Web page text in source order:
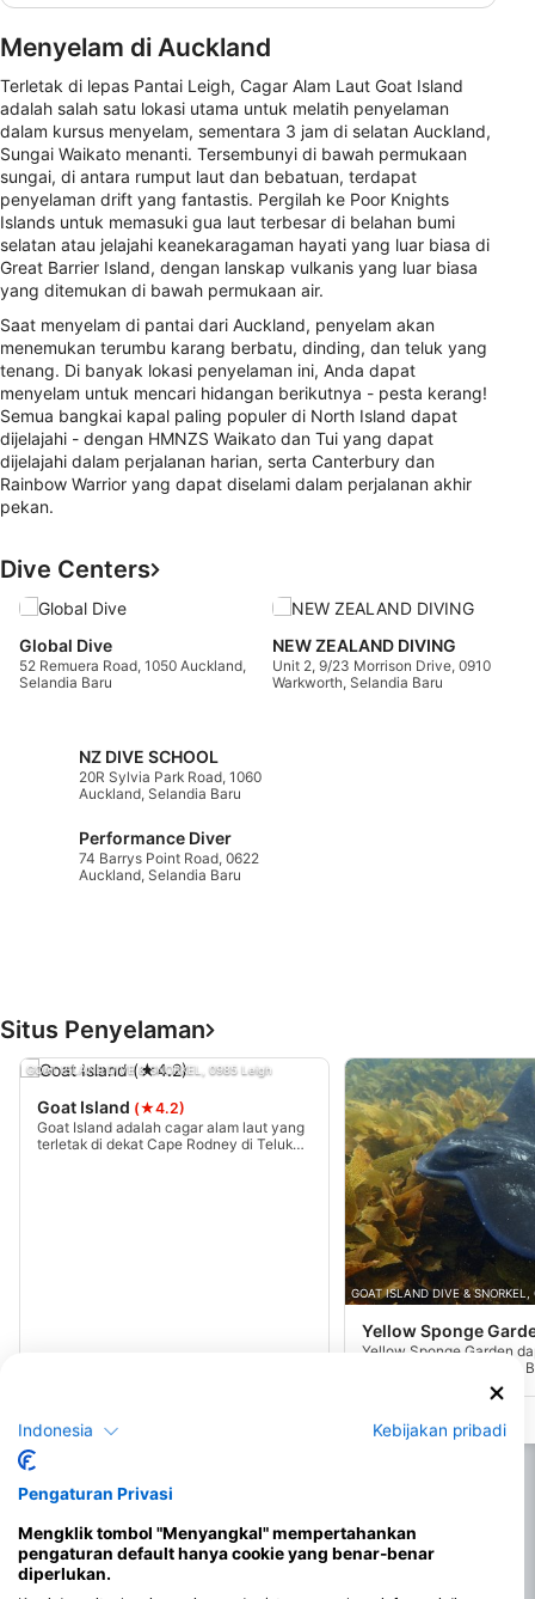
Menyelam di Auckland
Terletak di lepas Pantai Leigh, Cagar Alam Laut Goat Island
adalah salah satu lokasi utama untuk melatih penyelaman
dalam kursus menyelam, sementara 3 jam di selatan Auckland,
Sungai Waikato menanti. Tersembunyi di bawah permukaan
sungai, di antara rumput laut dan bebatuan, terdapat
penyelaman drift yang fantastis. Pergilah ke Poor Knights
Islands untuk memasuki gua laut terbesar di belahan bumi
selatan atau jelajahi keanekaragaman hayati yang luar biasa di
Great Barrier Island, dengan lanskap vulkanis yang luar biasa
yang ditemukan di bawah permukaan air.
Saat menyelam di pantai dari Auckland, penyelam akan
menemukan terumbu karang berbatu, dinding, dan teluk yang
tenang. Di banyak lokasi penyelaman ini, Anda dapat
menyelam untuk mencari hidangan berikutnya - pesta kerang!
Semua bangkai kapal paling populer di North Island dapat
dijelajahi - dengan HMNZS Waikato dan Tui yang dapat
dijelajahi dalam perjalanan harian, serta Canterbury dan
Rainbow Warrior yang dapat diselami dalam perjalanan akhir
pekan.
Dive Centers
Global Dive
52 Remuera Road, 1050 Auckland,
Selandia Baru
NEW ZEALAND DIVING
Unit 2, 9/23 Morrison Drive, 0910
Warkworth, Selandia Baru
NZ DIVE SCHOOL
20R Sylvia Park Road, 1060
Auckland, Selandia Baru
Performance Diver
74 Barrys Point Road, 0622
Auckland, Selandia Baru
Situs Penyelaman
GOAT ISLAND DIVE & SNORKEL, 0985 Leigh
Goat Island (★4.2)
Goat Island adalah cagar alam laut yang
terletak di dekat Cape Rodney di Teluk
GOAT ISLAND DIVE &
Yellow Sponge
Yellow Sponge Garden
dengan berjalan ke arah
Laut dari pantai cagar
pertama kali terlihat di
yang mengarah ke lokasi
Indonesia Kebijakan pribadi
Pengaturan Privasi
Mengklik tombol "Menyangkal" mempertahankan
pengaturan default hanya cookie yang benar-benar
diperlukan.